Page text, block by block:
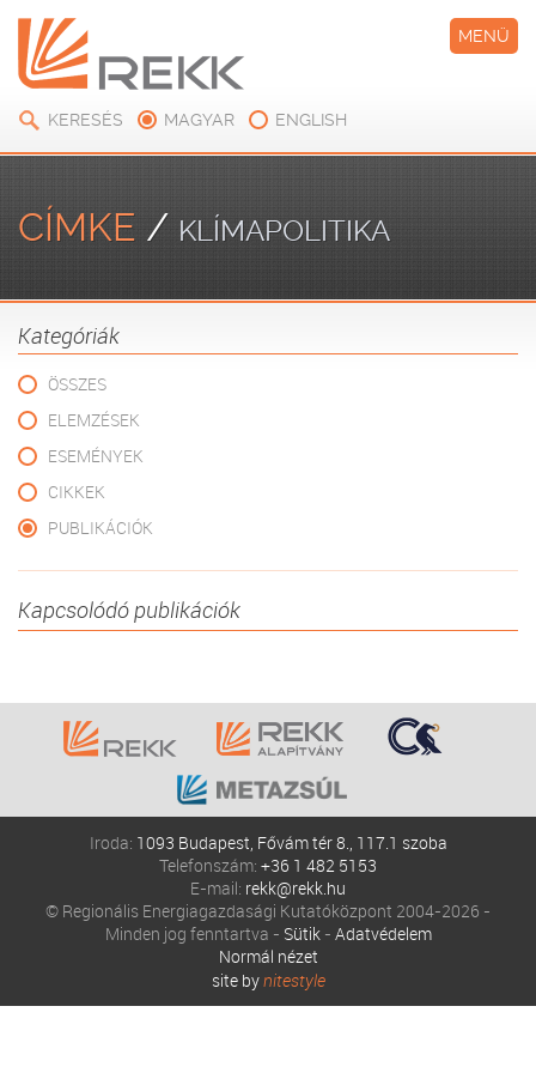
KERESÉS MAGYAR ENGLISH
MENÜ
CÍMKE / KLÍMAPOLITIKA
Kategóriák
ÖSSZES
ELEMZÉSEK
ESEMÉNYEK
CIKKEK
PUBLIKÁCIÓK
Kapcsolódó publikációk
Iroda: 1093 Budapest, Fővám tér 8., 117.1 szoba
Telefonszám: +36 1 482 5153
E-mail: rekk@rekk.hu
© Regionális Energiagazdasági Kutatóközpont 2004-2026 -
Minden jog fenntartva - Sütik- Adatvédelem
Normál nézet
site bynitestyle